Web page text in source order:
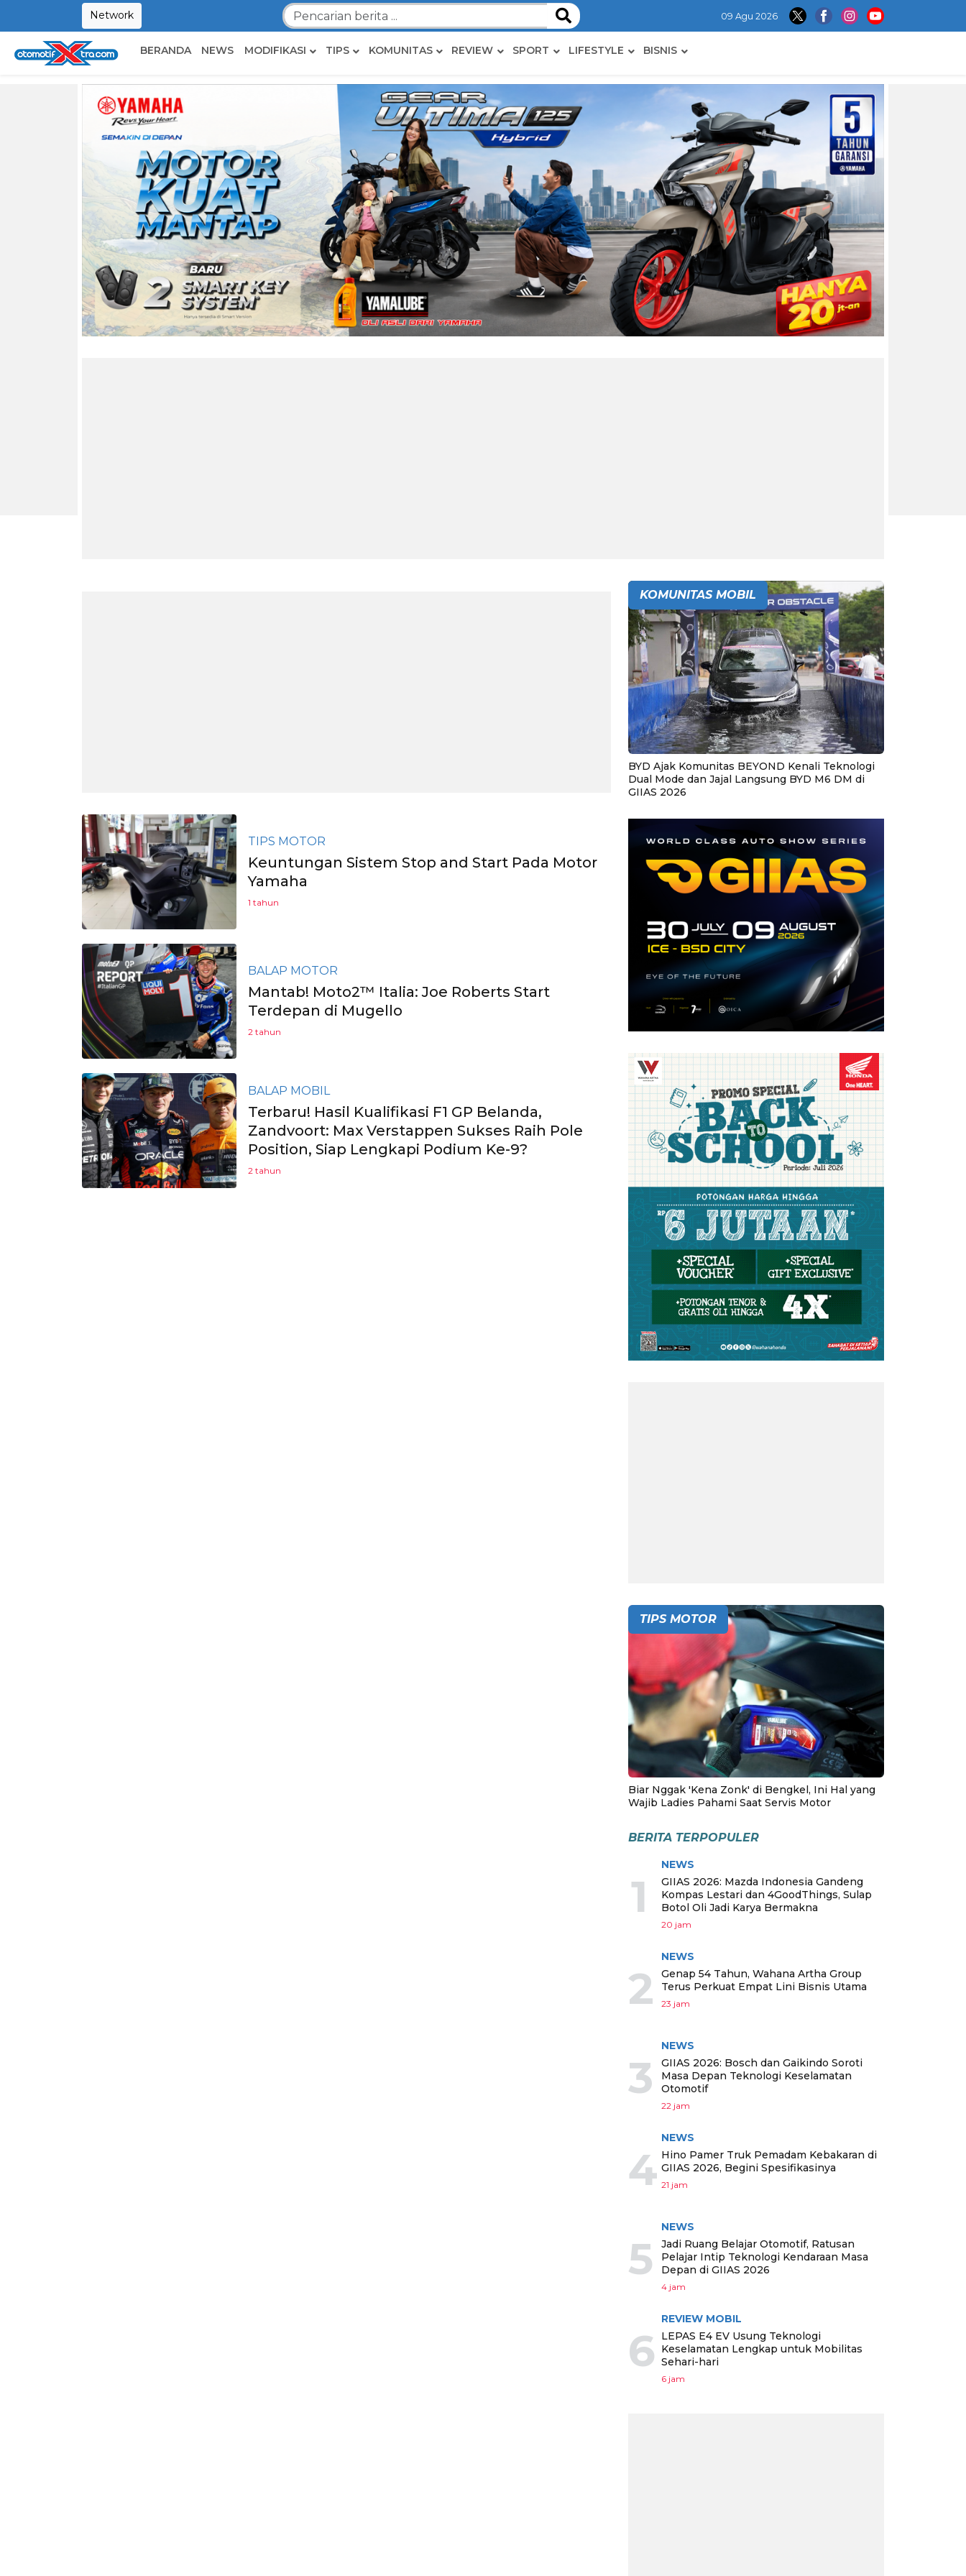
Network 09 Agu 2026
BERANDA NEWS MODIFIKASI TIPS KOMUNITAS REVIEW SPORT LIFESTYLE BISNIS
TIPS MOTOR
Keuntungan Sistem Stop and Start Pada Motor
Yamaha
1 tahun
BALAP MOTOR
Mantab! Moto2™ Italia: Joe Roberts Start
Terdepan di Mugello
2 tahun
BALAP MOBIL
Terbaru! Hasil Kualifikasi F1 GP Belanda,
Zandvoort: Max Verstappen Sukses Raih Pole
Position, Siap Lengkapi Podium Ke-9?
2 tahun
KOMUNITAS MOBIL
BYD Ajak Komunitas BEYOND Kenali Teknologi
Dual Mode dan Jajal Langsung BYD M6 DM di
GIIAS 2026
TIPS MOTOR
Biar Nggak 'Kena Zonk' di Bengkel, Ini Hal yang
Wajib Ladies Pahami Saat Servis Motor
BERITA TERPOPULER
1
NEWS
GIIAS 2026: Mazda Indonesia Gandeng
Kompas Lestari dan 4GoodThings, Sulap
Botol Oli Jadi Karya Bermakna
20 jam
2
NEWS
Genap 54 Tahun, Wahana Artha Group
Terus Perkuat Empat Lini Bisnis Utama
23 jam
3
NEWS
GIIAS 2026: Bosch dan Gaikindo Soroti
Masa Depan Teknologi Keselamatan
Otomotif
22 jam
4
NEWS
Hino Pamer Truk Pemadam Kebakaran di
GIIAS 2026, Begini Spesifikasinya
21 jam
5
NEWS
Jadi Ruang Belajar Otomotif, Ratusan
Pelajar Intip Teknologi Kendaraan Masa
Depan di GIIAS 2026
4 jam
6
REVIEW MOBIL
LEPAS E4 EV Usung Teknologi
Keselamatan Lengkap untuk Mobilitas
Sehari-hari
6 jam